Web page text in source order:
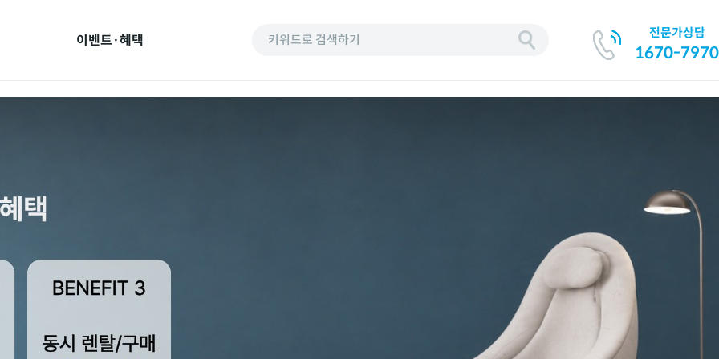
이벤트·혜택 키워드로 검색하기 전문가상담
1670-7970